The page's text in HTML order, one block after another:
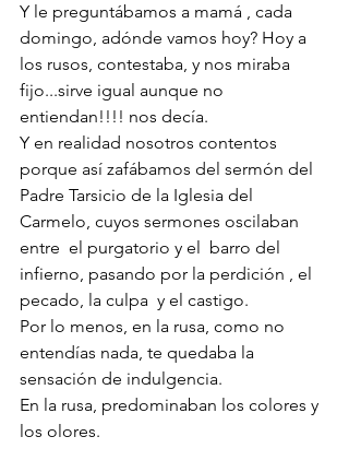
Y le preguntábamos a mamá , cada
domingo, adónde vamos hoy? Hoy a
los rusos, contestaba, y nos miraba
fijo...sirve igual aunque no
entiendan!!!! nos decía.
Y en realidad nosotros contentos
porque así zafábamos del sermón del
Padre Tarsicio de la Iglesia del
Carmelo, cuyos sermones oscilaban
entre  el purgatorio y el  barro del
infierno, pasando por la perdición , el
pecado, la culpa  y el castigo.
Por lo menos, en la rusa, como no
entendías nada, te quedaba la
sensación de indulgencia.
En la rusa, predominaban los colores y
los olores.